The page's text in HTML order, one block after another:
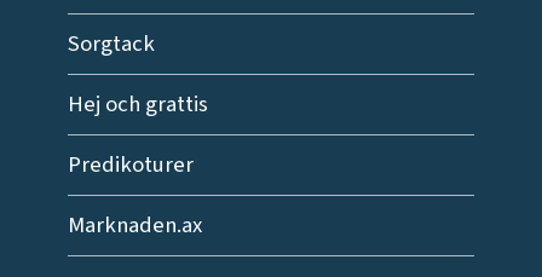
Sorgtack
Hej och grattis
Predikoturer
Marknaden.ax